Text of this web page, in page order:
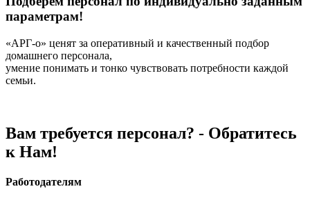
параметрам!
«АРГ-о» ценят за оперативный и качественный подбор
домашнего персонала,
умение понимать и тонко чувствовать потребности каждой
семьи.
Вам требуется персонал? - Обратитесь
к Нам!
Работодателям